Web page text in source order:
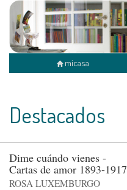
micasa
Destacados
Dime cuándo vienes -
Cartas de amor 1893-1917
ROSA LUXEMBURGO